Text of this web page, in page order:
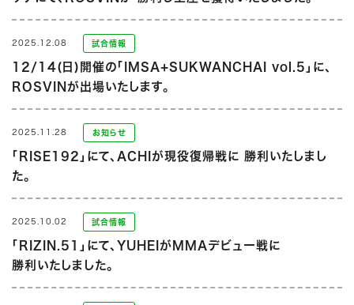
2025.12.08 試合情報
12/14(日)開催の「IMSA+SUKWANCHAI vol.5」に、
ROSVINが出場いたします。
2025.11.28 お知らせ
「RISE192」にて、ACHIが現役復帰戦に 勝利いたしまし
た。
2025.10.02 試合情報
「RIZIN.51」にて、YUHEIがMMAデビュー戦に
勝利いたしました。